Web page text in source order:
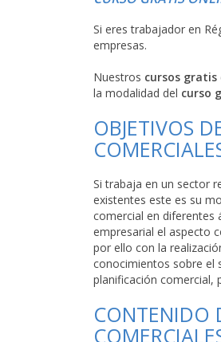
Si eres trabajador en
empresas.
Nuestros cursos gratis
la modalidad del curso
OBJETIVOS
Si trabaja en un sector
existentes este es su
comercial en diferentes
empresarial el aspecto
por ello con la
conocimientos sobre el
planificación comercial,
CONTENIDO